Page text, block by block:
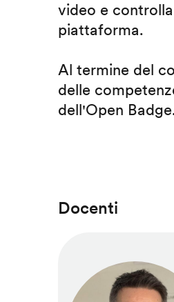
video e
piattaforma.
Al termine del
delle
dell'Open
Docenti